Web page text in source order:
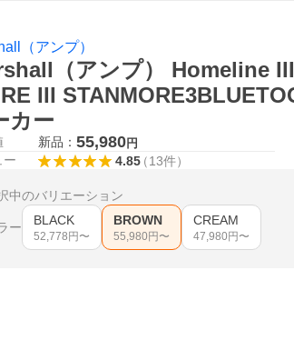
（アンプ）
（アンプ） Homeline
III
カー
新品： 55,980円
ー 4.85（13件）
中のバリエーション
ー BLACK
52,778 円〜
BROWN
55,980 円〜
CREAM
47,980 円〜